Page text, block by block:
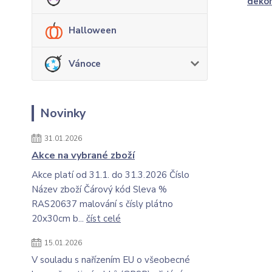
Halloween
Vánoce
Novinky
31.01.2026
Akce na vybrané zboží
Akce platí od 31.1. do 31.3.2026 Číslo
Název zboží Čárový kód Sleva %
RAS20637 malování s čísly plátno
20x30cm b... číst celé
15.01.2026
V souladu s nařízením EU o všeobecné